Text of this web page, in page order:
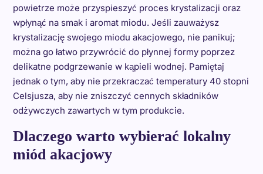
powietrze może przyspieszyć proces krystalizacji oraz
wpłynąć na smak i aromat miodu. Jeśli zauważysz
krystalizację swojego miodu akacjowego, nie panikuj;
można go łatwo przywrócić do płynnej formy poprzez
delikatne podgrzewanie w kąpieli wodnej. Pamiętaj
jednak o tym, aby nie przekraczać temperatury 40 stopni
Celsjusza, aby nie zniszczyć cennych składników
odżywczych zawartych w tym produkcie.
Dlaczego warto wybierać lokalny
miód akacjowy